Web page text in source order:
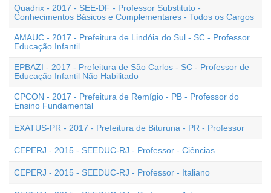
Quadrix - 2017 - SEE-DF - Professor Substituto -
Conhecimentos Básicos e Complementares - Todos os Cargos
AMAUC - 2017 - Prefeitura de Lindóia do Sul - SC - Professor
Educação Infantil
EPBAZI - 2017 - Prefeitura de São Carlos - SC - Professor de
Educação Infantil Não Habilitado
CPCON - 2017 - Prefeitura de Remígio - PB - Professor do
Ensino Fundamental
EXATUS-PR - 2017 - Prefeitura de Bituruna - PR - Professor
CEPERJ - 2015 - SEEDUC-RJ - Professor - Ciências
CEPERJ - 2015 - SEEDUC-RJ - Professor - Italiano